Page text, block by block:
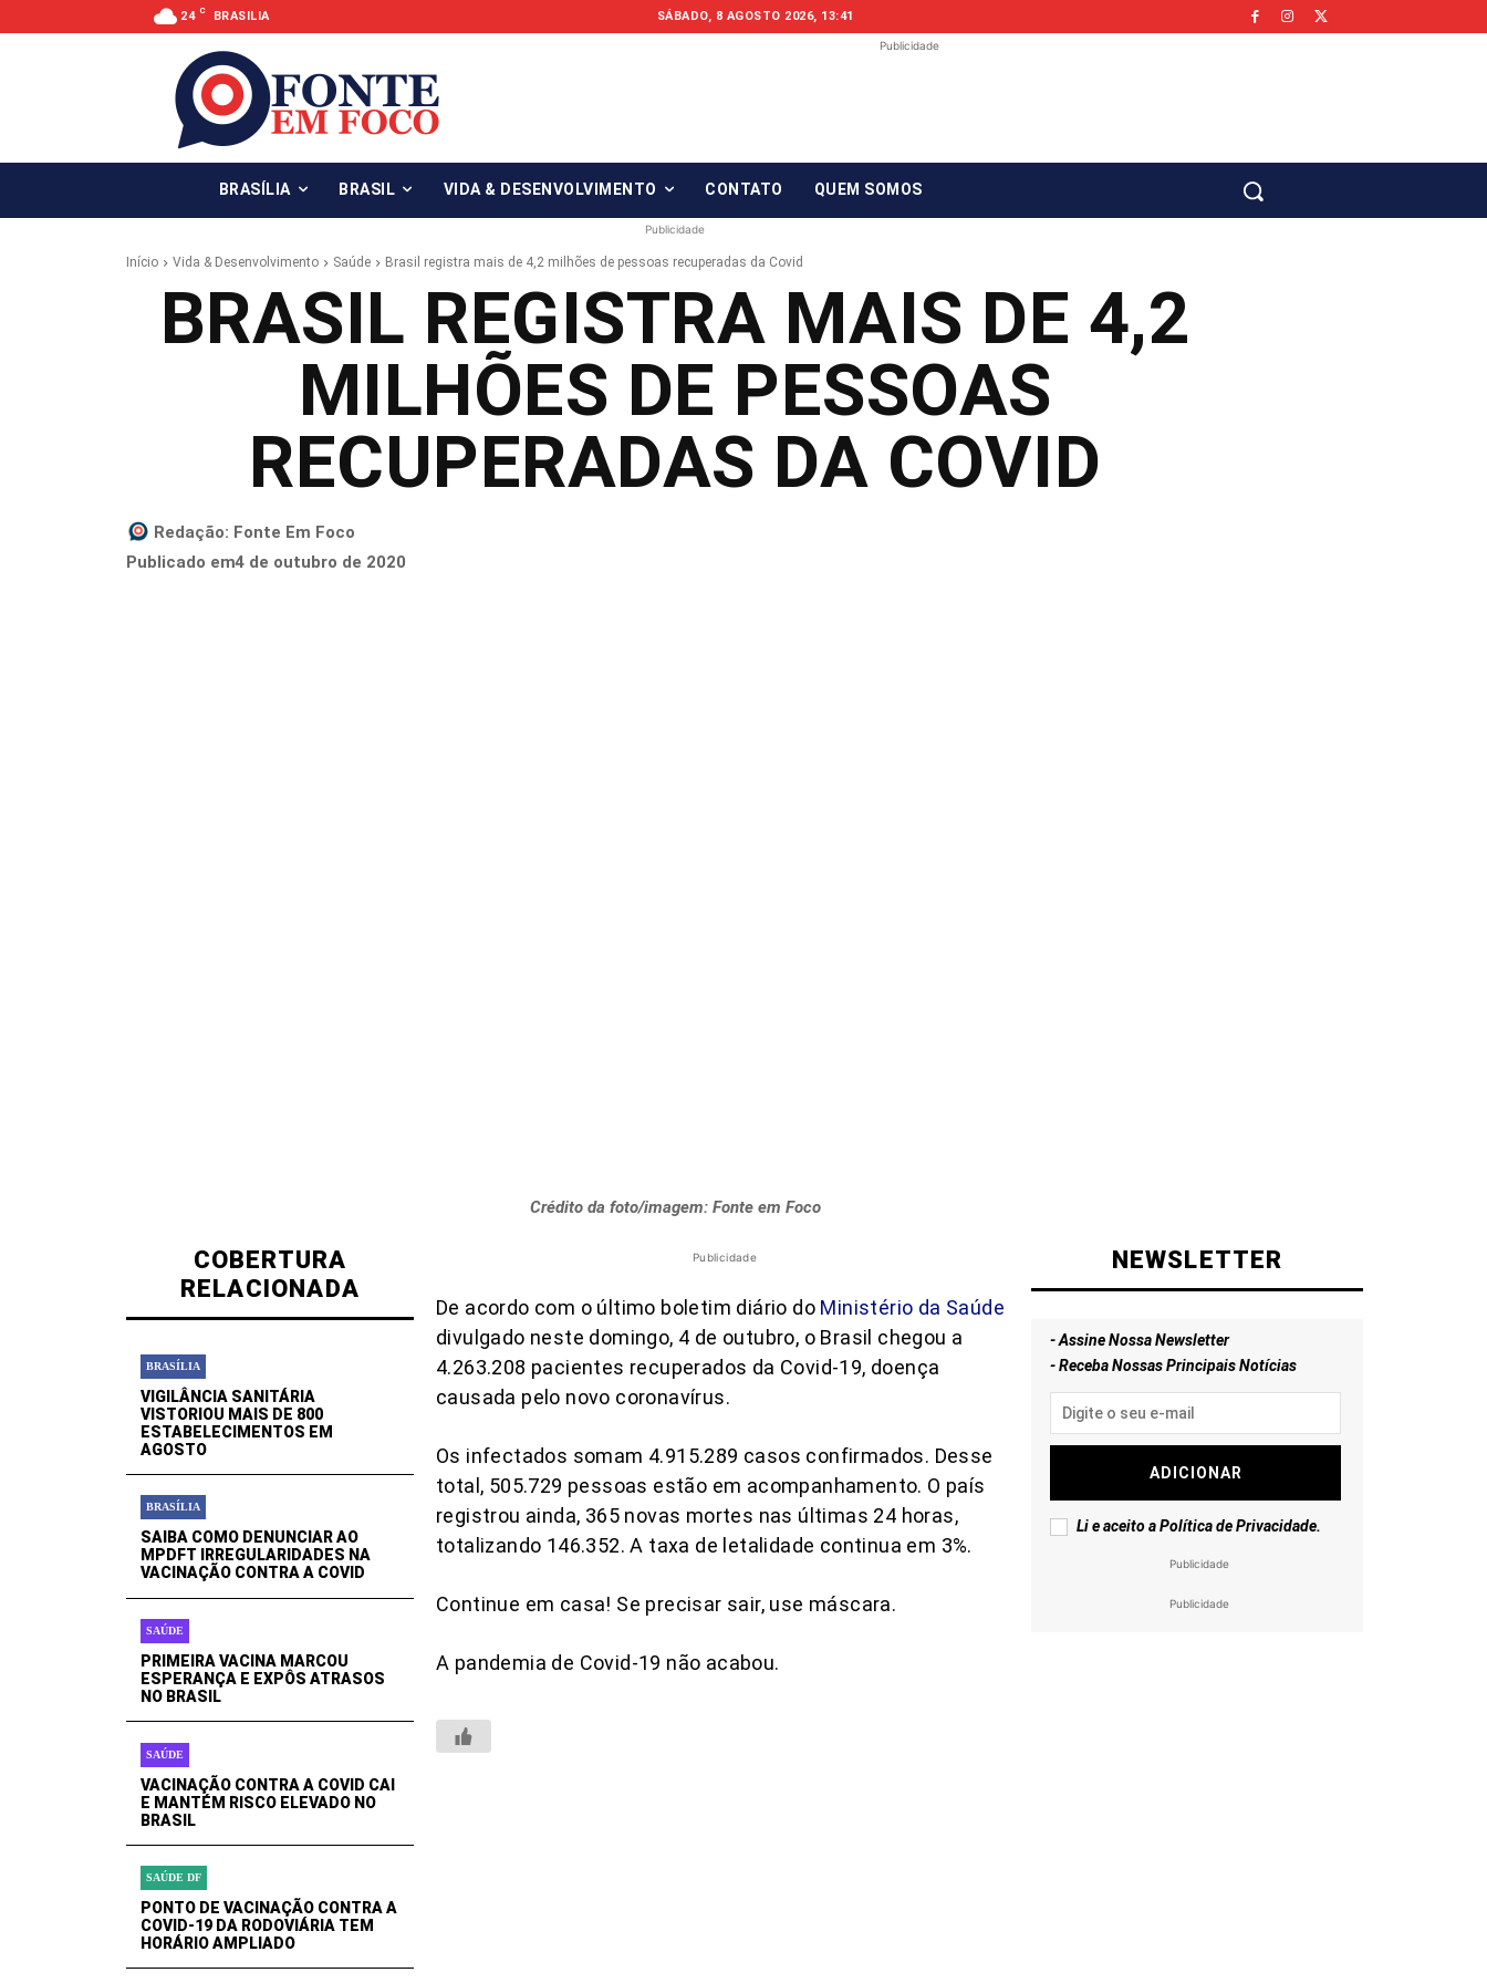
24 C BRASILIA SÁBADO, 8 AGOSTO 2026, 13:41
Publicidade
BRASÍLIA BRASIL VIDA & DESENVOLVIMENTO CONTATO QUEM SOMOS
Publicidade
Início Vida & Desenvolvimento Saúde Brasil registra mais de 4,2 milhões de pessoas recuperadas da Covid
BRASIL REGISTRA MAIS DE 4,2
MILHÕES DE PESSOAS
RECUPERADAS DA COVID
Redação: Fonte Em Foco
Publicado em4 de outubro de 2020
Crédito da foto/imagem: Fonte em Foco
COBERTURA
RELACIONADA
BRASÍLIA
VIGILÂNCIA SANITÁRIA
VISTORIOU MAIS DE 800
ESTABELECIMENTOS EM
AGOSTO
BRASÍLIA
SAIBA COMO DENUNCIAR AO
MPDFT IRREGULARIDADES NA
VACINAÇÃO CONTRA A COVID
SAÚDE
PRIMEIRA VACINA MARCOU
ESPERANÇA E EXPÔS ATRASOS
NO BRASIL
SAÚDE
VACINAÇÃO CONTRA A COVID CAI
E MANTÉM RISCO ELEVADO NO
BRASIL
SAÚDE DF
PONTO DE VACINAÇÃO CONTRA A
COVID-19 DA RODOVIÁRIA TEM
HORÁRIO AMPLIADO
Publicidade
De acordo com o último boletim diário do Ministério da Saúde
divulgado neste domingo, 4 de outubro, o Brasil chegou a
4.263.208 pacientes recuperados da Covid-19, doença
causada pelo novo coronavírus.
Os infectados somam 4.915.289 casos confirmados. Desse
total, 505.729 pessoas estão em acompanhamento. O país
registrou ainda, 365 novas mortes nas últimas 24 horas,
totalizando 146.352. A taxa de letalidade continua em 3%.
Continue em casa! Se precisar sair, use máscara.
A pandemia de Covid-19 não acabou.
NEWSLETTER
- Assine Nossa Newsletter
- Receba Nossas Principais Notícias
ADICIONAR
Li e aceito aPolítica de Privacidade.
Publicidade
Publicidade